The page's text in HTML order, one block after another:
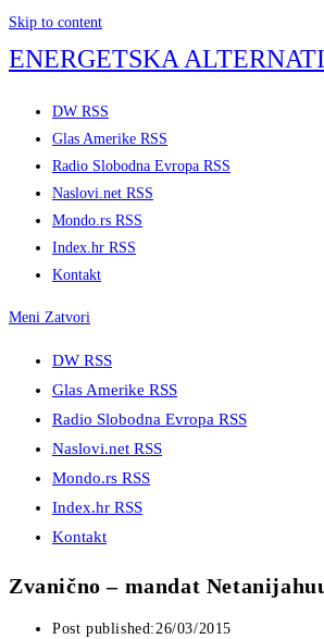
Skip to content
ENERGETSKA
DW RSS
Glas Amerike RSS
Radio Slobodna Evropa RSS
Naslovi.net RSS
Mondo.rs RSS
Index.hr RSS
Kontakt
Meni Zatvori
DW RSS
Glas Amerike RSS
Radio Slobodna Evropa RSS
Naslovi.net RSS
Mondo.rs RSS
Index.hr RSS
Kontakt
Zvanično – mandat
Post published:26/03/2015